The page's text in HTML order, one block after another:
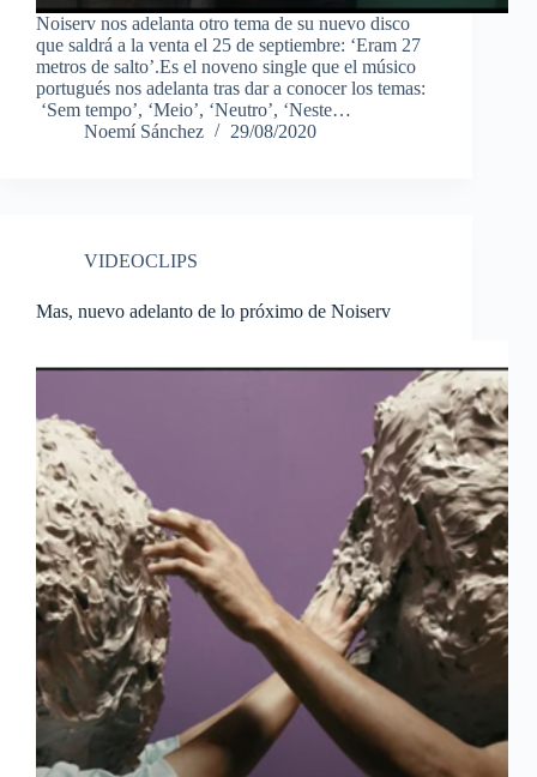
Noiserv nos adelanta otro tema de su nuevo disco
que saldrá a la venta el 25 de septiembre: ‘Eram 27
metros de salto’.Es el noveno single que el músico
portugués nos adelanta tras dar a conocer los temas:
‘Sem tempo’, ‘Meio’, ‘Neutro’, ‘Neste…
Noemí Sánchez
29/08/2020
VIDEOCLIPS
Mas, nuevo adelanto de lo próximo de Noiserv